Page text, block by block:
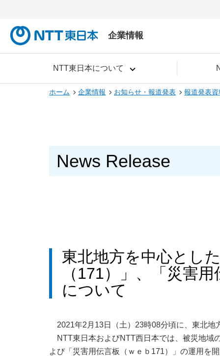
企業情報
NTT東日本について
ホーム 企業情報 お知らせ・報道発表 報道発表資
News Release
東北地方を中心とし
（171）」、「災害
について
2021年2月13日（土）23時08分頃に、東北
NTT東日本およびNTT西日本では、被災地域
よび「災害用伝言板（ｗｅｂ171）」の運用を